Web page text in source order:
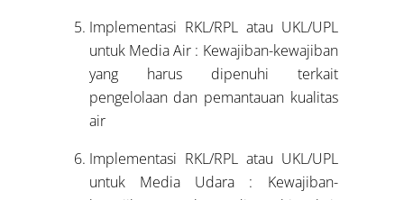
Implementasi RKL/RPL atau UKL/UPL
untuk Media Air : Kewajiban-kewajiban
yang harus dipenuhi terkait
pengelolaan dan pemantauan kualitas
air
Implementasi RKL/RPL atau UKL/UPL
untuk Media Udara : Kewajiban-